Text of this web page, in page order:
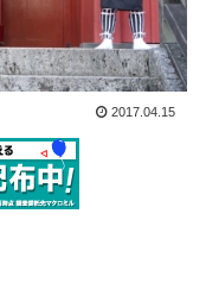
2017.04.15